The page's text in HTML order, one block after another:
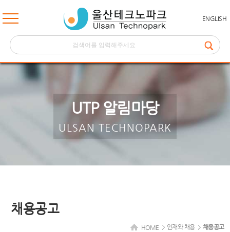
ENGLISH
UTP 알림마당
ULSAN TECHNOPARK
채용공고
HOME 인재와 채용 채용공고